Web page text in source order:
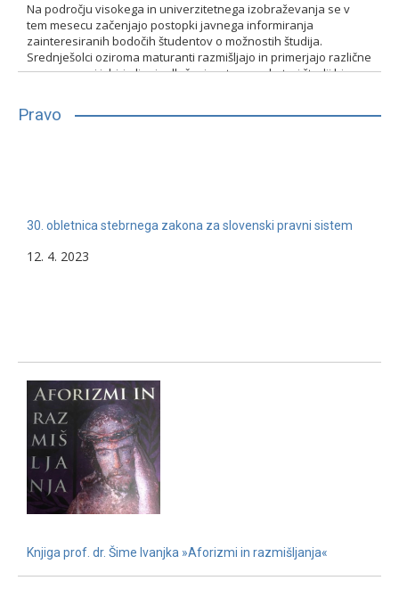
15. 2. 2024 Nerazvrščeno
Na področju visokega in univerzitetnega izobraževanja se v
tem mesecu začenjajo postopki javnega informiranja
zainteresiranih bodočih študentov o možnostih študija.
Srednješolci oziroma maturanti razmišljajo in primerjajo različne
programe pri izbiri ali pri odločanju o tem, na kateri študij bi se
Pravo
30. obletnica stebrnega zakona za slovenski pravni sistem
12. 4. 2023
Knjiga prof. dr. Šime Ivanjka »Aforizmi in razmišljanja«